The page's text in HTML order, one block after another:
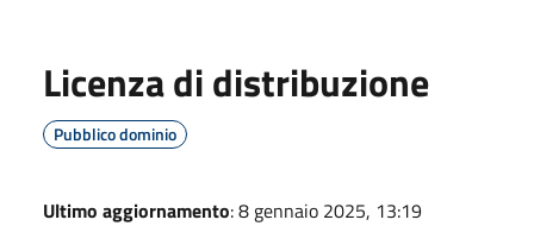
Licenza di distribuzione
Pubblico dominio
Ultimo aggiornamento: 8 gennaio 2025, 13:19